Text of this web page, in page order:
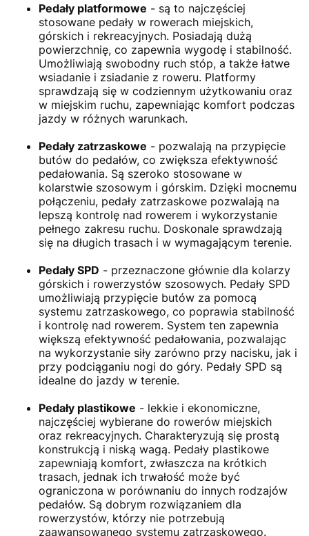
Pedały platformowe - są to najczęściej
stosowane pedały w rowerach miejskich,
górskich i rekreacyjnych. Posiadają dużą
powierzchnię, co zapewnia wygodę i stabilność.
Umożliwiają swobodny ruch stóp, a także łatwe
wsiadanie i zsiadanie z roweru. Platformy
sprawdzają się w codziennym użytkowaniu oraz
w miejskim ruchu, zapewniając komfort podczas
jazdy w różnych warunkach.
Pedały zatrzaskowe - pozwalają na przypięcie
butów do pedałów, co zwiększa efektywność
pedałowania. Są szeroko stosowane w
kolarstwie szosowym i górskim. Dzięki mocnemu
połączeniu, pedały zatrzaskowe pozwalają na
lepszą kontrolę nad rowerem i wykorzystanie
pełnego zakresu ruchu. Doskonale sprawdzają
się na długich trasach i w wymagającym terenie.
Pedały SPD - przeznaczone głównie dla kolarzy
górskich i rowerzystów szosowych. Pedały SPD
umożliwiają przypięcie butów za pomocą
systemu zatrzaskowego, co poprawia stabilność
i kontrolę nad rowerem. System ten zapewnia
większą efektywność pedałowania, pozwalając
na wykorzystanie siły zarówno przy nacisku, jak i
przy podciąganiu nogi do góry. Pedały SPD są
idealne do jazdy w terenie.
Pedały plastikowe - lekkie i ekonomiczne,
najczęściej wybierane do rowerów miejskich
oraz rekreacyjnych. Charakteryzują się prostą
konstrukcją i niską wagą. Pedały plastikowe
zapewniają komfort, zwłaszcza na krótkich
trasach, jednak ich trwałość może być
ograniczona w porównaniu do innych rodzajów
pedałów. Są dobrym rozwiązaniem dla
rowerzystów, którzy nie potrzebują
zaawansowanego systemu zatrzaskowego.